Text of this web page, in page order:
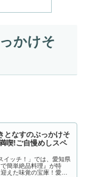
かけそ
となすのぶっかけそ
喫!ご自慢めしスペ
イッチ！」では、愛知県
簡単絶品料理』が特
えた味覚の宝庫！愛知